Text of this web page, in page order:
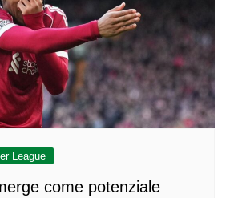
League
come potenziale